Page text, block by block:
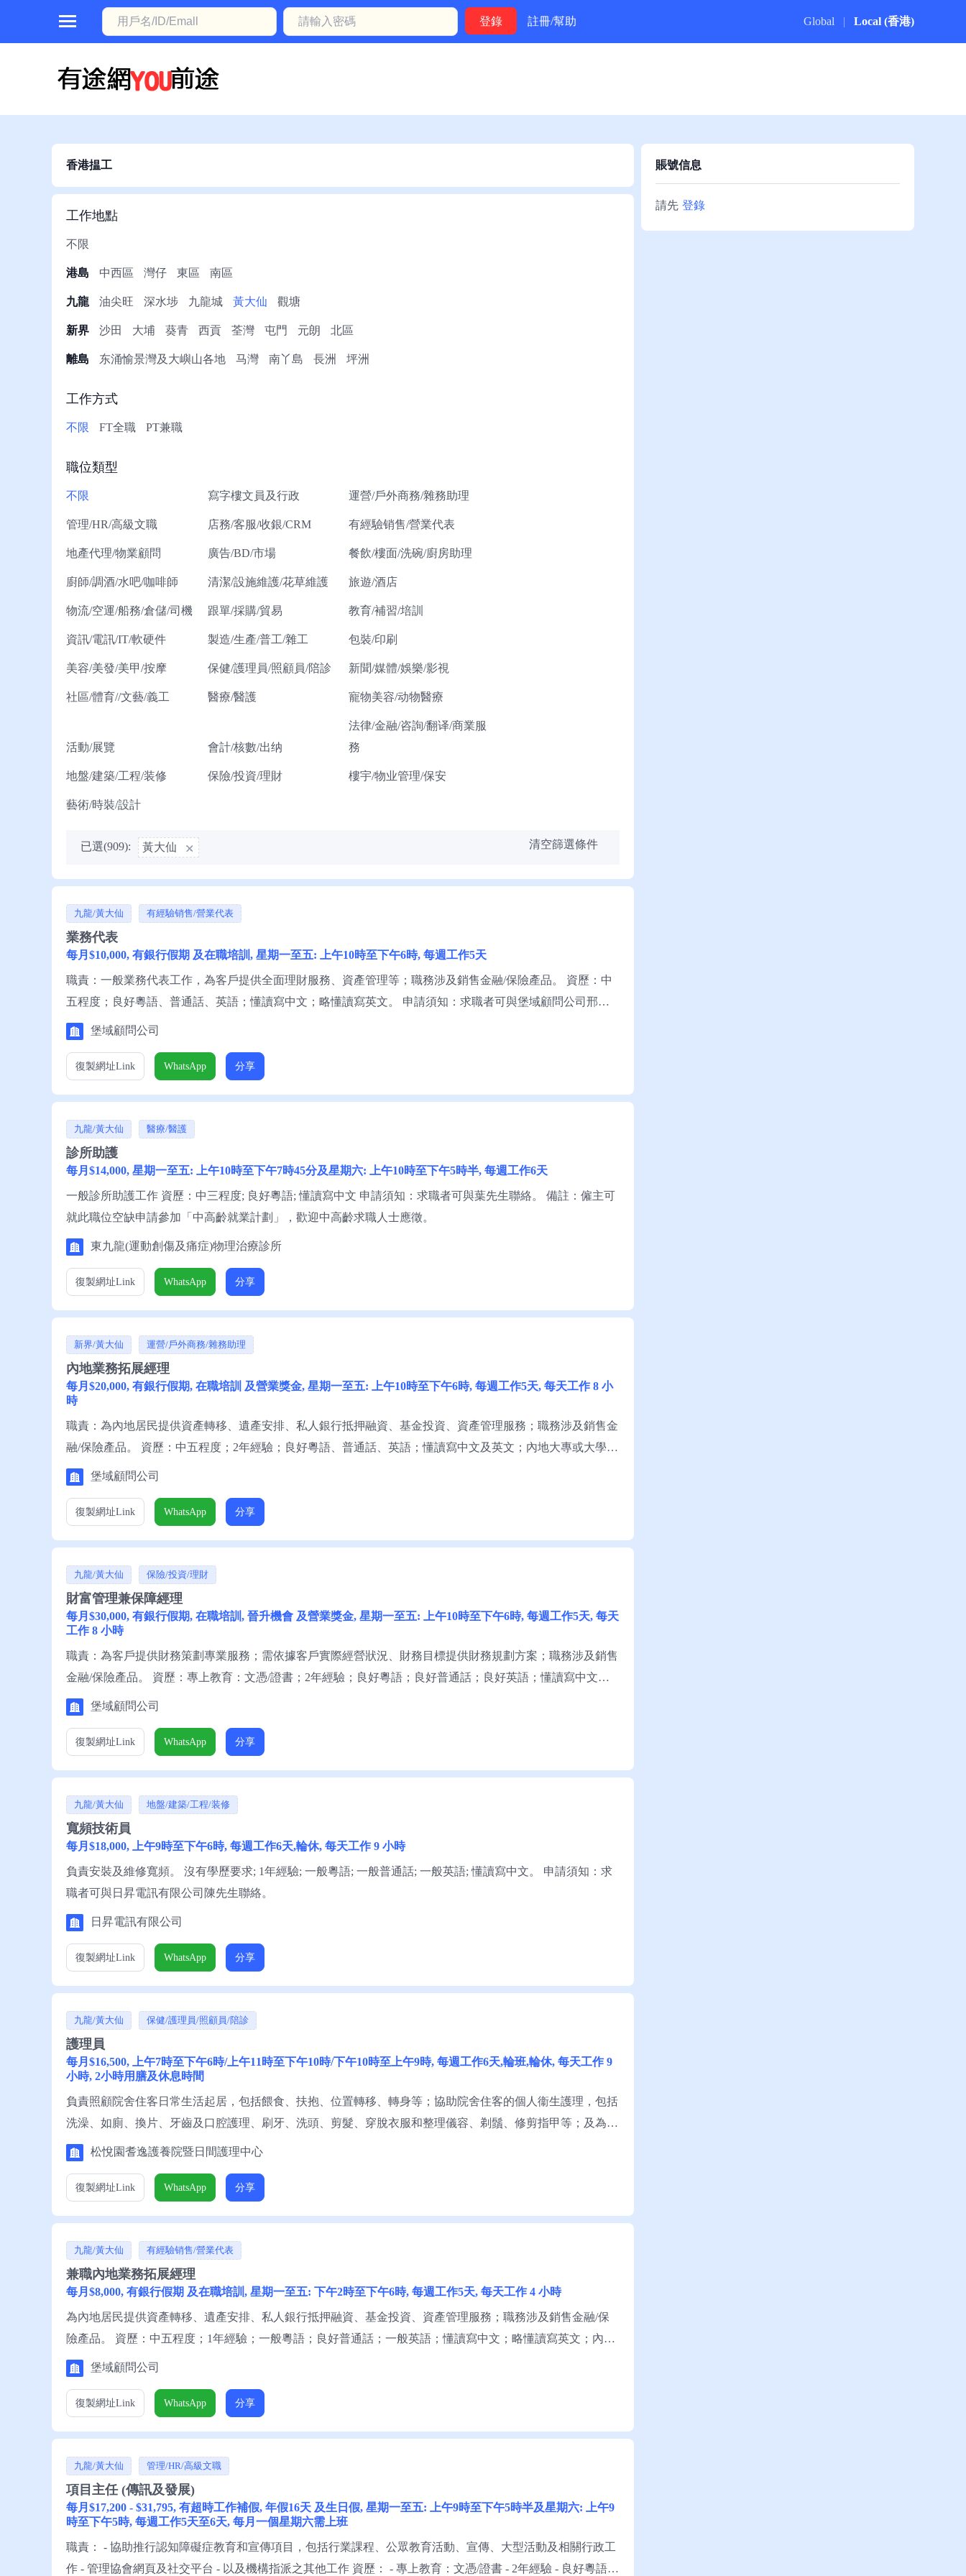
註冊/幫助 Global | Local (香港)
本
香港揾工
工作地點
不限
港島 中西區 灣仔 東區 南區
九龍 油尖旺 深水埗 九龍城 黃大仙 觀塘
新界 沙田 大埔 葵青 西貢 荃灣 屯門 元朗 北區
離島 东涌愉景灣及大嶼山各地 马灣 南丫島 長洲 坪洲
工作方式
不限 FT全職 PT兼職
職位類型
不限 寫字樓文員及行政 運營/戶外商務/雜務助理
管理/HR/高級文職 店務/客服/收銀/CRM 有經驗销售/營業代表
地產代理/物業顧問 廣告/BD/市場 餐飲/樓面/洗碗/廚房助理
廚師/調酒/水吧/咖啡師 清潔/設施維護/花草維護 旅遊/酒店
物流/空運/船務/倉儲/司機 跟單/採購/貿易 教育/補習/培訓
資訊/電訊/IT/軟硬件 製造/生產/普工/雜工 包裝/印刷
美容/美發/美甲/按摩 保健/護理員/照顧員/陪診 新聞/媒體/娛樂/影視
社區/體育//文藝/義工 醫療/醫護 寵物美容/动物醫療
活動/展覽 會計/核數/出纳
法律/金融/咨詢/翻译/商業服
務
地盤/建築/工程/装修 保險/投資/理財 樓宇/物业管理/保安
藝術/時裝/設計
已選(909): 黃大仙 清空篩選條件
九龍/黃大仙 有經驗销售/營業代表
業務代表
每月$10,000, 有銀行假期 及在職培訓, 星期一至五: 上午10時至下午6時, 每週工作5天
職責：一般業務代表工作，為客戶提供全面理財服務、資產管理等；職務涉及銷售金融/保險產品。 資歷：中
五程度；良好粵語、普通話、英語；懂讀寫中文；略懂讀寫英文。 申請須知：求職者可與堡域顧問公司邢先
生聯絡。
堡域顧問公司
復製網址Link WhatsApp 分享
九龍/黃大仙 醫療/醫護
診所助護
每月$14,000, 星期一至五: 上午10時至下午7時45分及星期六: 上午10時至下午5時半, 每週工作6天
一般診所助護工作 資歷：中三程度; 良好粵語; 懂讀寫中文 申請須知：求職者可與葉先生聯絡。 備註：僱主可
就此職位空缺申請參加「中高齡就業計劃」，歡迎中高齡求職人士應徵。
東九龍(運動創傷及痛症)物理治療診所
復製網址Link WhatsApp 分享
新界/黃大仙 運營/戶外商務/雜務助理
內地業務拓展經理
每月$20,000, 有銀行假期, 在職培訓 及營業獎金, 星期一至五: 上午10時至下午6時, 每週工作5天, 每天工作 8 小
時
職責：為內地居民提供資產轉移、遺產安排、私人銀行抵押融資、基金投資、資產管理服務；職務涉及銷售金
融/保險產品。 資歷：中五程度；2年經驗；良好粵語、普通話、英語；懂讀寫中文及英文；內地大專或大學畢
業優先；具內地客戶資源，熟悉內地市場，具內地生活經驗。 申請須知：求職者可與堡域顧問公司邢先生聯
堡域顧問公司
復製網址Link WhatsApp 分享
九龍/黃大仙 保險/投資/理財
財富管理兼保障經理
每月$30,000, 有銀行假期, 在職培訓, 晉升機會 及營業獎金, 星期一至五: 上午10時至下午6時, 每週工作5天, 每天
工作 8 小時
職責：為客戶提供財務策劃專業服務；需依據客戶實際經營狀況、財務目標提供財務規劃方案；職務涉及銷售
金融/保險產品。 資歷：專上教育：文憑/證書；2年經驗；良好粵語；良好普通話；良好英語；懂讀寫中文；
懂讀寫英文；具良好溝通及應對技巧，願意學習，具金融機構前線工作經驗優先。 申請須知：求職者可與堡
堡域顧問公司
復製網址Link WhatsApp 分享
九龍/黃大仙 地盤/建築/工程/装修
寬頻技術員
每月$18,000, 上午9時至下午6時, 每週工作6天,輪休, 每天工作 9 小時
負責安裝及維修寬頻。 沒有學歷要求; 1年經驗; 一般粵語; 一般普通話; 一般英語; 懂讀寫中文。 申請須知：求
職者可與日昇電訊有限公司陳先生聯絡。
日昇電訊有限公司
復製網址Link WhatsApp 分享
九龍/黃大仙 保健/護理員/照顧員/陪診
護理員
每月$16,500, 上午7時至下午6時/上午11時至下午10時/下午10時至上午9時, 每週工作6天,輪班,輪休, 每天工作 9
小時, 2小時用膳及休息時間
負責照顧院舍住客日常生活起居，包括餵食、扶抱、位置轉移、轉身等；協助院舍住客的個人衞生護理，包括
洗澡、如廁、換片、牙齒及口腔護理、刷牙、洗頭、剪髮、穿脫衣服和整理儀容、剃鬚、修剪指甲等；及為院
舍住客陪診及送診。 資歷：小六程度; 1年經驗; 良好粵語; 略懂讀寫中文。
松悅園耆逸護養院暨日間護理中心
復製網址Link WhatsApp 分享
九龍/黃大仙 有經驗销售/營業代表
兼職內地業務拓展經理
每月$8,000, 有銀行假期 及在職培訓, 星期一至五: 下午2時至下午6時, 每週工作5天, 每天工作 4 小時
為內地居民提供資產轉移、遺產安排、私人銀行抵押融資、基金投資、資產管理服務；職務涉及銷售金融/保
險產品。 資歷：中五程度；1年經驗；一般粵語；良好普通話；一般英語；懂讀寫中文；略懂讀寫英文；內地
大專或大學畢業優先；具內地客戶資源，熟悉內地市場，具內地生活經驗。 申請須知：求職者可與堡域顧問
堡域顧問公司
復製網址Link WhatsApp 分享
九龍/黃大仙 管理/HR/高級文職
項目主任 (傳訊及發展)
每月$17,200 - $31,795, 有超時工作補假, 年假16天 及生日假, 星期一至五: 上午9時至下午5時半及星期六: 上午9
時至下午5時, 每週工作5天至6天, 每月一個星期六需上班
職責： - 協助推行認知障礙症教育和宣傳項目，包括行業課程、公眾教育活動、宣傳、大型活動及相關行政工
作 - 管理協會網頁及社交平台 - 以及機構指派之其他工作 資歷： - 專上教育：文憑/證書 - 2年經驗 - 良好粵語;
賬號信息
請先 登錄